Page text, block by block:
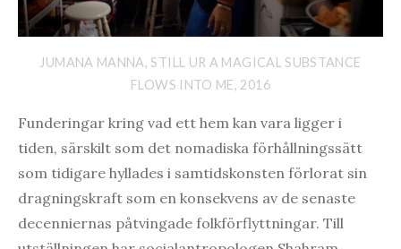
JUMANA MANNA, STILL UR A MAGICAL SUBSTANCE
FLOWS INTO ME, 2016
Funderingar kring vad ett hem kan vara ligger i
tiden, särskilt som det nomadiska förhållningssätt
som tidigare hyllades i samtidskonsten förlorat sin
dragningskraft som en konsekvens av de senaste
decenniernas påtvingade folkförflyttningar. Till